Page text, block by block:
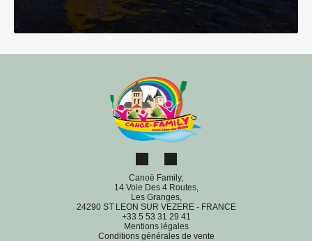
Canoë Family,
14 Voie Des 4 Routes,
Les Granges,
24290 ST LEON SUR VEZERE - FRANCE
+33 5 53 31 29 41
Mentions légales
Conditions générales de vente